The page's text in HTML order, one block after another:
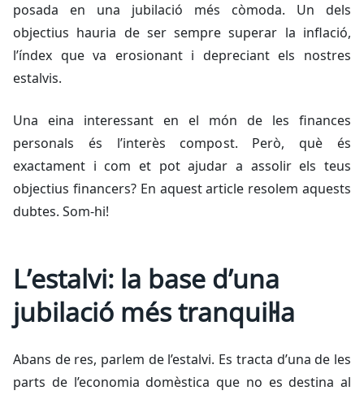
posada en una jubilació més còmoda. Un dels
objectius hauria de ser sempre superar la inflació,
l’índex que va erosionant i depreciant els nostres
estalvis.
Una eina interessant en el món de les finances
personals és l’interès compost. Però, què és
exactament i com et pot ajudar a assolir els teus
objectius financers? En aquest article resolem aquests
dubtes. Som-hi!
L’estalvi: la base d’una
jubilació més tranquil·la
Abans de res, parlem de l’estalvi. Es tracta d’una de les
parts de l’economia domèstica que no es destina al